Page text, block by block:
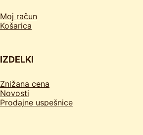
Moj račun
Košarica
IZDELKI
Znižana cena
Novosti
Prodajne uspešnice